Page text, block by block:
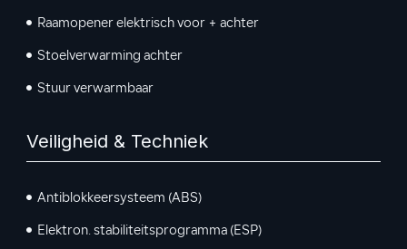
Raamopener elektrisch voor + achter
Stoelverwarming achter
Stuur verwarmbaar
Veiligheid & Techniek
Antiblokkeersysteem (ABS)
Elektron. stabiliteitsprogramma (ESP)